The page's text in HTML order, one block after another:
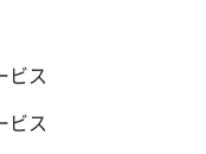
ス
ス